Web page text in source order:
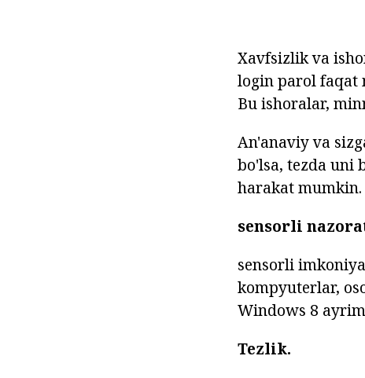
Xavfsizlik va
login parol faqat
Bu ishoralar,
An'anaviy va
bo'lsa, tezda uni
harakat mumkin.
sensorli
sensorli
kompyuterlar,
Windows 8
Tezlik.